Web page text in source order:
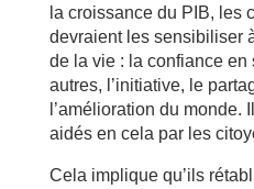
la croissance du PIB, les
devraient les sensibiliser
de la vie : la confiance en
autres, l’initiative, le
l’amélioration du monde.
aidés en cela par les
Cela implique qu’ils